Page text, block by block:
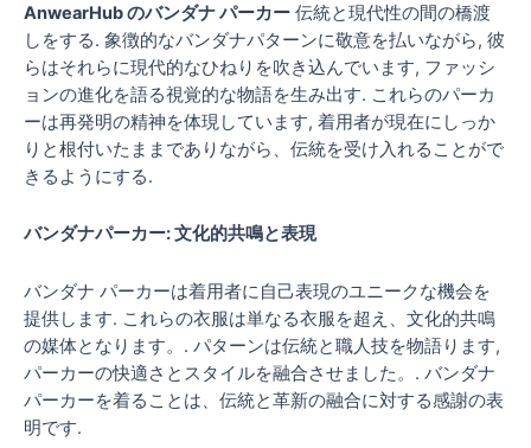
AnwearHub のバンダナ パーカー 伝統と現代性の間の橋渡
しをする. 象徴的なバンダナパターンに敬意を払いながら, 彼
らはそれらに現代的なひねりを吹き込んでいます, ファッシ
ョンの進化を語る視覚的な物語を生み出す. これらのパーカ
ーは再発明の精神を体現しています, 着用者が現在にしっか
りと根付いたままでありながら、伝統を受け入れることがで
きるようにする.
バンダナパーカー: 文化的共鳴と表現
バンダナ パーカーは着用者に自己表現のユニークな機会を
提供します. これらの衣服は単なる衣服を超え、文化的共鳴
の媒体となります。. パターンは伝統と職人技を物語ります,
パーカーの快適さとスタイルを融合させました。. バンダナ
パーカーを着ることは、伝統と革新の融合に対する感謝の表
明です.